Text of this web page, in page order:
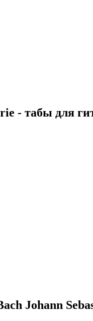
- табы для
Johann